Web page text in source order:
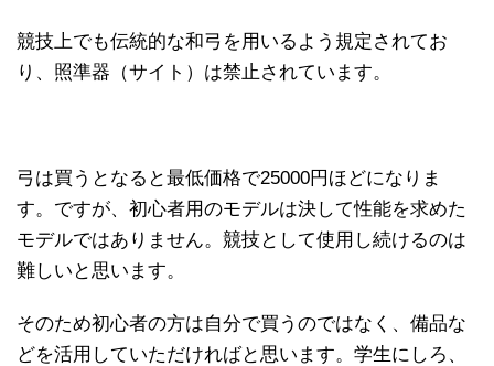
競技上でも伝統的な和弓を用いるよう規定されてお
り、照準器（サイト）は禁止されています。
弓は買うとなると最低価格で25000円ほどになりま
す。ですが、初心者用のモデルは決して性能を求めた
モデルではありません。競技として使用し続けるのは
難しいと思います。
そのため初心者の方は自分で買うのではなく、備品な
どを活用していただければと思います。学生にしろ、